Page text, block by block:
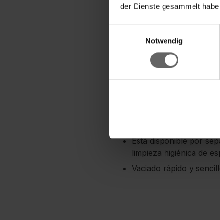
der Dienste gesammelt
Notwendig
marcas y sin goteo
Para todas las
Especialmente
aspirado de una sola
Ideal para guardar en
con protección IPX7
La batería de iones
Limpieza siempre
Está disponible por
limpieza higiénica de
Vaciado rápido y